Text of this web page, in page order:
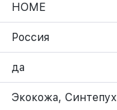
HOME
Россия
да
Экокожа, Синтепух